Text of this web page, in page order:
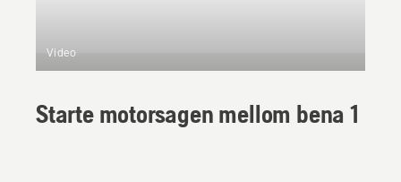
Video
Starte motorsagen mellom bena 1